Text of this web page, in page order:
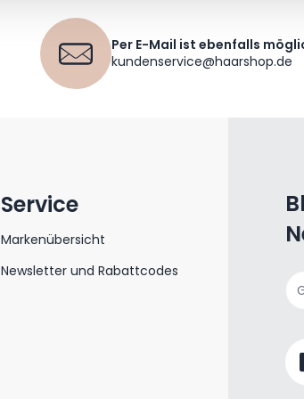
Per E-Mail ist ebenfalls
kundenservice@haarshop.de
Service
Markenübersicht
Newsletter und Rabattcodes